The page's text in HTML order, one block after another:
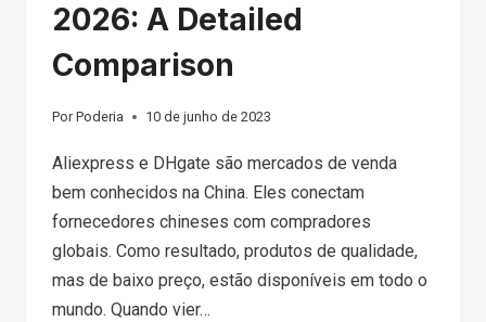
2026: A Detailed
Comparison
Por Poderia 10 de junho de 2023
Aliexpress e DHgate são mercados de venda
bem conhecidos na China. Eles conectam
fornecedores chineses com compradores
globais. Como resultado, produtos de qualidade,
mas de baixo preço, estão disponíveis em todo o
mundo. Quando vier…